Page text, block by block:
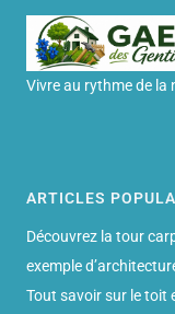
Vivre au rythme de
ARTICLES
Découvrez la tour
exemple
Tout savoir sur le toit